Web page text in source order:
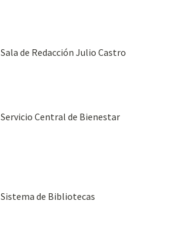
Sala de Redacción Julio Castro
Servicio Central de Bienestar
Sistema de Bibliotecas